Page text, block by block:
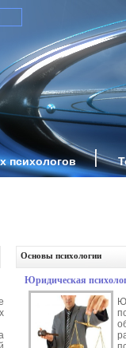
психологов
Основы психологии
Юридическая